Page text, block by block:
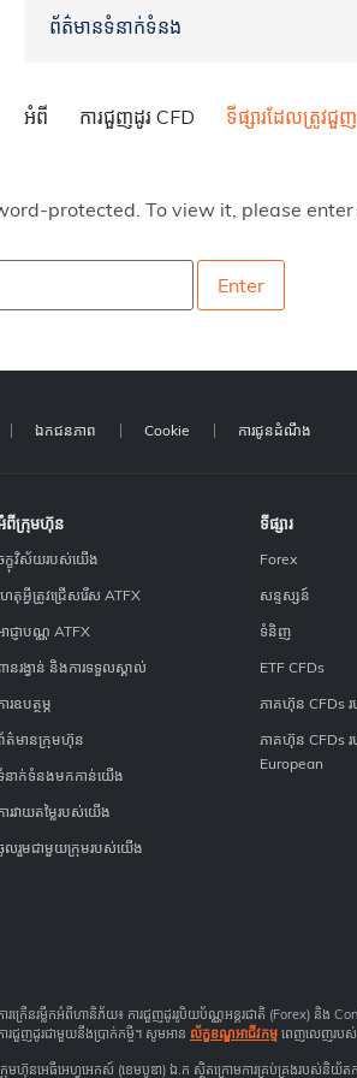
ព័ត៌មានទំនាក់ទំនង
អំពី ការជួញដូរ CFD ទីផ្សារដែលត្រូវជួ
protected. To view it, please
ឯកជនភាព Cookie ការជូនដំណឹង
ពីក្រុមហ៊ុន
ក្ខុវិស័យរបស់យើង
េតុអ្វីត្រូវជ្រើសរើស​ ATFX
ាជ្ញាបណ្ណ ATFX
ានរង្វាន់ និងការទទួលស្គាល់
ារឧបត្ថម្ភ
ត៌មានក្រុមហ៊ុន
នាក់ទំនងមកកាន់យើង
ារវាយតម្លៃរបស់យើង​
លរួមជាមួយក្រុមរបស់យើង
ទីផ្សារ
Forex
សន្ទស្សន៍
ទំនិញ
ETF CFDs
ភាគហ៊ុន CFDs
ភាគហ៊ុន CFDs
European
ារក្រើនរម្លឹកអំពីហានិភ័យ៖ ការជួញដូររូបិយប័ណ្ណអន្តរជាតិ​ (Forex) និ
ារជួញដូរជាមួយនឹងប្រាក់កម្ចី។ សូមអាន ល័ក្ខខណ្ឌអាជីវកម្ម ពេញលេញរប
រុមហ៊ុនអេធីអេហ្វអេកស៍ (ខេមបូឌា) ឯ.ក ស្ថិតក្រោមការគ្រប់គ្រងរបស់